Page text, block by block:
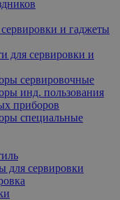
и гаджеты
для сервировки и
сервировочные
инд. пользования
приборов
специальные
для сервировки